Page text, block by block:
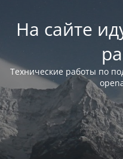
На сайте
Технические работы по